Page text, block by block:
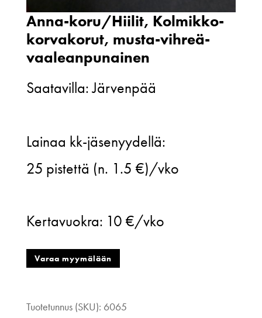
Anna-koru/Hiilit, Kolmikko-
korvakorut, musta-vihreä-
vaaleanpunainen
Saatavilla: Järvenpää
koru/Hiilit,
Kolmikko-
musta-
vihreä-
määrä
Lainaa kk-jäsenyydellä:
25 pistettä (n. 1.5 €)/vko
Kertavuokra: 10 €/vko
Varaa myymälään
Tuotetunnus (SKU): 6065